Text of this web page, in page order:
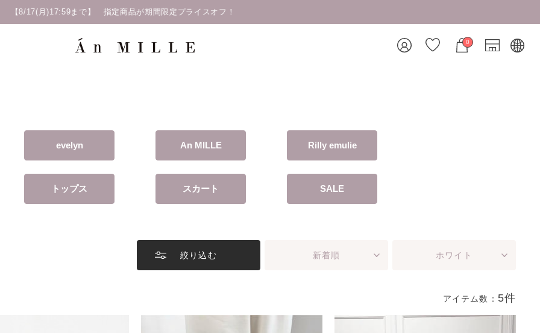
0
evelyn An MILLE Rilly emulie
トップス スカート SALE
絞り込む 新着順 ホワイト
アイテム数： 5件